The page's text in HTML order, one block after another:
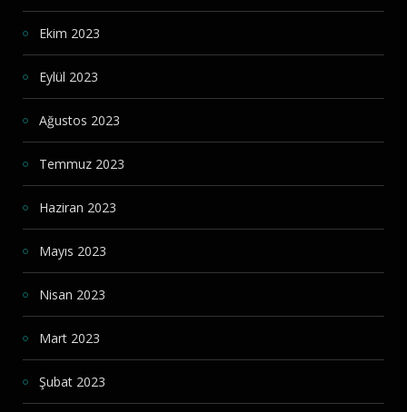
Ekim 2023
Eylül 2023
Ağustos 2023
Temmuz 2023
Haziran 2023
Mayıs 2023
Nisan 2023
Mart 2023
Şubat 2023